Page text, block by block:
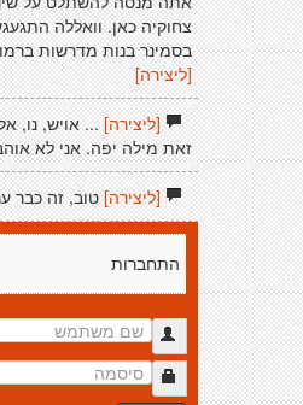
צחוקיה כאן. וואללה
בסמינר בנות מדרשות
[ליצירה]
[ליצירה]... אויש, נו,
זאת מילה יפה. אני לא
[ליצירה]טוב, זה כבר
התחברות